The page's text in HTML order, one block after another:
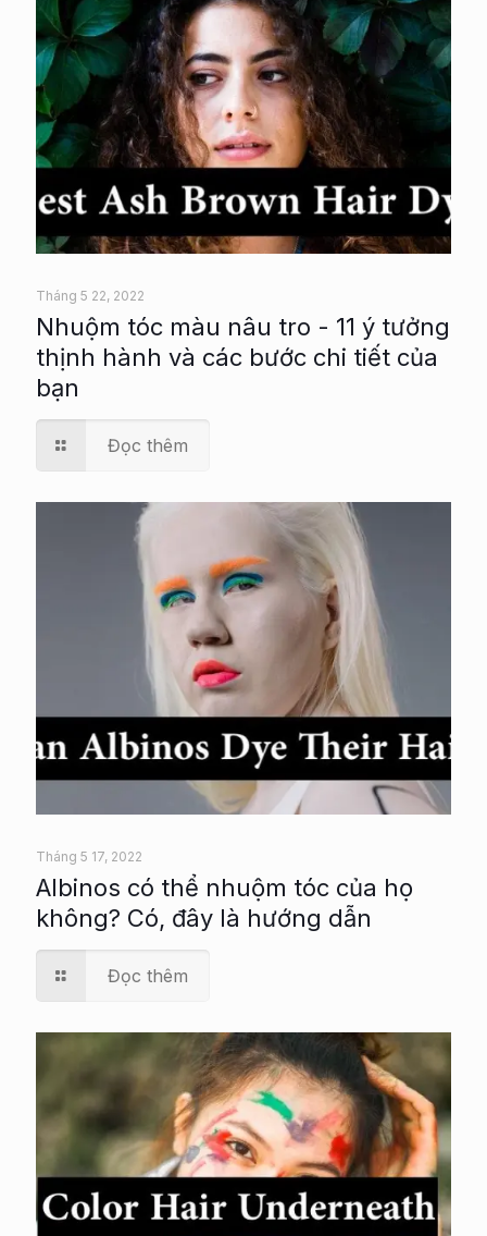
Tháng 5 22, 2022
Nhuộm tóc màu nâu tro - 11 ý tưởng
thịnh hành và các bước chi tiết của
bạn
Đọc thêm
Tháng 5 17, 2022
Albinos có thể nhuộm tóc của họ
không? Có, đây là hướng dẫn
Đọc thêm